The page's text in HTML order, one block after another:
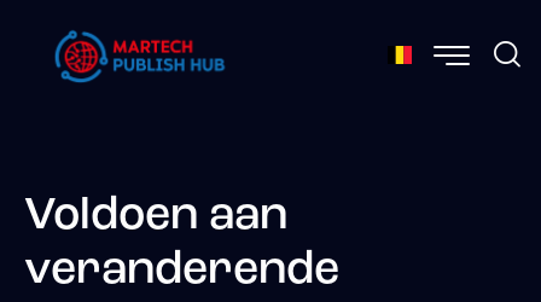
Voldoen aan
veranderende